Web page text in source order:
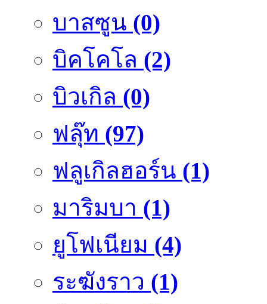
บาสซูน (0)
บิคโคโล (2)
บิวเกิล (0)
ฟลุ๊ท (97)
ฟลูเกิลฮอร์น (1)
มาริมบา (1)
ยูโฟเนียม (4)
ระฆังราว (1)